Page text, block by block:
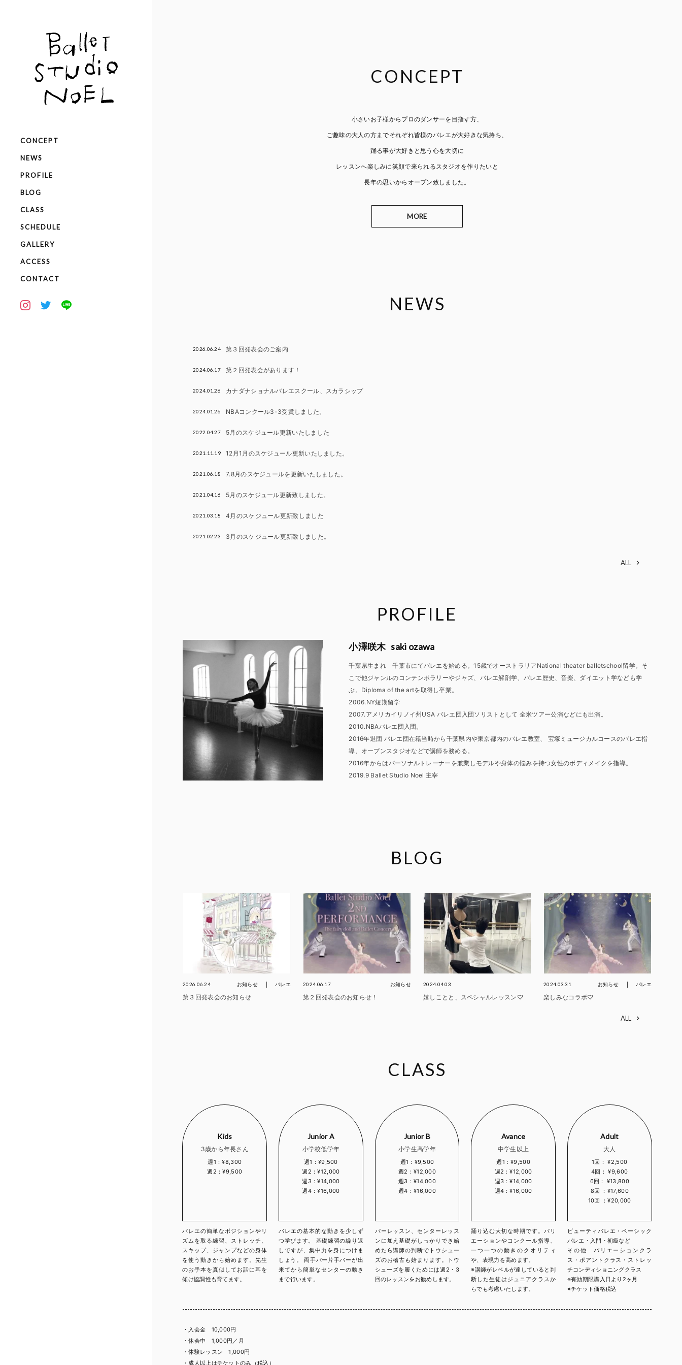
CONCEPT
NEWS
PROFILE
BLOG
CLASS
SCHEDULE
GALLERY
ACCESS
CONTACT
CONCEPT
小さいお子様からプロのダンサーを目指す方、
ご趣味の大人の方までそれぞれ皆様のバレエが大好きな気持ち、
踊る事が大好きと思う心を大切に
レッスンへ楽しみに笑顔で来られるスタジオを作りたいと
長年の思いからオープン致しました。
MORE
NEWS
2026.06.24 第３回発表会のご案内
2024.06.17 第２回発表会があります！
2024.01.26 カナダナショナルバレエスクール、スカラシップ
2024.01.26 NBAコンクール3-3受賞しました。
2022.04.27 5月のスケジュール更新いたしました
2021.11.19 12月1月のスケジュール更新いたしました。
2021.06.18 7.8月のスケジュールを更新いたしました。
2021.04.16 5月のスケジュール更新致しました。
2021.03.18 4月のスケジュール更新致しました
2021.02.23 3月のスケジュール更新致しました。
ALL
PROFILE
小澤咲木 saki ozawa
千葉県生まれ 千葉市にてバレエを始める。15歳でオーストラリアNational theater balletschool留学。そ
こで他ジャンルのコンテンポラリーやジャズ、バレエ解剖学、バレエ歴史、音楽、ダイエット学なども学
ぶ。Diploma of the artを取得し卒業。
2006.NY短期留学
2007.アメリカイリノイ州USA バレエ団入団ソリストとして 全米ツアー公演などにも出演。
2010.NBAバレエ団入団。
2016年退団 バレエ団在籍当時から千葉県内や東京都内のバレエ教室、 宝塚ミュージカルコースのバレエ指
導、オープンスタジオなどで講師を務める。
2016年からはパーソナルトレーナーを兼業しモデルや身体の悩みを持つ女性のボディメイクを指導。
2019.9 Ballet Studio Noel 主宰
BLOG
2026.06.24 お知らせ バレエ
第３回発表会のお知らせ
2024.06.17 お知らせ
第２回発表会のお知らせ！
2024.04.03
嬉しことと、スペシャルレッスン♡
2024.03.31 お知らせ バレエ
楽しみなコラボ♡
ALL
CLASS
Kids
3歳から年長さん
週1：¥8,300
週2：¥9,500
バレエの簡単なポジションやリ
ズムを取る練習、ストレッチ、
スキップ、ジャンプなどの身体
を使う動きから始めます。先生
のお手本を真似してお話に耳を
傾け協調性も育てます。
Junior A
小学校低学年
週1：¥9,500
週2：¥12,000
週3：¥14,000
週4：¥16,000
バレエの基本的な動きを少しず
つ学びます。 基礎練習の繰り返
しですが、集中力を身につけま
しょう。 両手バー片手バーが出
来てから簡単なセンターの動き
まで行います。
Junior B
小学生高学年
週1：¥9,500
週2：¥12,000
週3：¥14,000
週4：¥16,000
バーレッスン、センターレッス
ンに加え基礎がしっかりでき始
めたら講師の判断でトウシュー
ズのお稽古も始まります。トウ
シューズを履くためには週2・3
回のレッスンをお勧めします。
Avance
中学生以上
週1：¥9,500
週2：¥12,000
週3：¥14,000
週4：¥16,000
踊り込む大切な時期です。バリ
エーションやコンクール指導、
一つ一つの動きのクオリティ
や、表現力を高めます。
※講師がレベルが達していると判
断した生徒はジュニアクラスか
らでも考慮いたします。
Adult
大人
1回： ¥2,500
4回： ¥9,600
6回： ¥13,800
8回 ：¥17,600
10回 ：¥20,000
ビューティバレエ・ベーシック
バレエ・入門・初級など
その他 バリエーションクラ
ス・ポアントクラス・ストレッ
チコンディショニングクラス
※有効期限購入日より2ヶ月
※チケット価格税込
・入会金 10,000円
・休会中 1,000円／月
・体験レッスン 1,000円
・成人以上はチケットのみ（税込）